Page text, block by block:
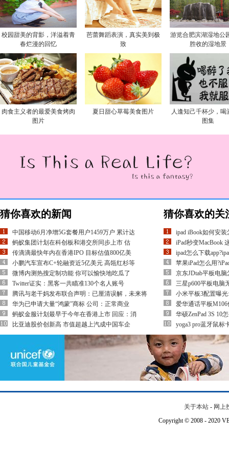
校园甜美的背影，洋溢着青
春烂漫的回忆
芭蕾舞蹈表演，真实美到极
致
游览合肥滨湖湿地公
胜收的湿地景
肉食主义者的最爱美食烤肉
图片
夏日甜心草莓美食图片
人逢知己千杯少，喝
图集
猜你喜欢的新闻
中国移动6月净增5G套餐用户1459万户 累计达
蚂蚁集团计划在科创板和港交所同步上市 估
传滴滴最快年内在香港IPO 目标估值800亿美
小鹏汽车宣布C+轮融资近5亿美元 高瓴红杉等
微博内测热搜定制功能 你可以愉快地吃瓜了
Twitter证实：黑客一共瞄准130个名人账号
腾讯与老干妈发布联合声明：已厘清误解，未来将
华为已申请大量“鸿蒙”商标 公司：正常商业
蚂蚁金服计划最早于今年在香港上市 回应：消
比亚迪股价创新高 市值超越上汽成中国车企
猜你喜欢的关
ipad iBook如何安
iPad秒变MacBook
ipad怎么下载
苹果iPad怎么用
京东JDtab平板电
三星p600平板电脑
小米平板3配置曝
爱华通话平板
华硕ZenPad 3S 10
yoga3 pro蓝牙鼠标
关于本站 - 网上
Copyright © 2008 - 2020